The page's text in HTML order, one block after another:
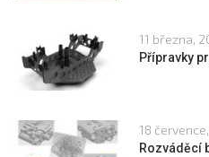
11 března,
Přípravky
18
Rozváděcí